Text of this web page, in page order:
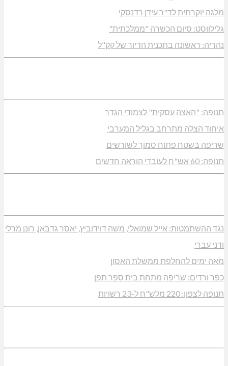
מלגה יוקרתית לד"ר עידן רדנסקי
גלילווסט: סיום הכשרה "ממלכתית"
נהריה: ראשונה בתכנית הדיור של קק"ל
תנופה: "האצה עסקית" לצמודי הגדר
איחוד הצלה מתרחב בגליל המערבי
שריפה בשטח פתוח סמוך לשורשים
תנופה: 60 אש"ח לעובדי הוראה חדשים
נגד ההשתמטות: אייל שמואלי, משה דוידוביץ, יאסר גדבאן, רונן מרלי
ודני עברי
מאה ימים להחלפת ממשלת האסון
כפר ורדים: שריפה מתחת בית ספר תפן
תנופה לצפון: 220 מלש"ח ל-23 רשויות